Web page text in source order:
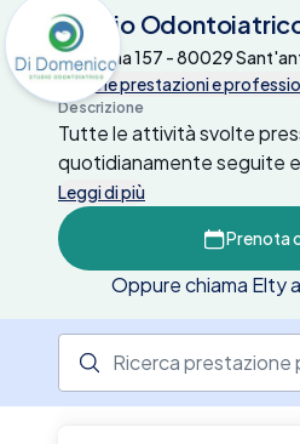
Studio
Via Roma 157 - 80029
Tutte le prestazioni e
Descrizione
Tutte le attività svolte
quotidianamente seguite
Dott. Salvatore Di
impegno grazie alla
acquisita ed ai continui
moderne ed avanzate
specifiche praticate dal
Salvatore Di Domenico, si
collaborazione di un team
Leggi di più
Prenota
Oppure chiama Elty